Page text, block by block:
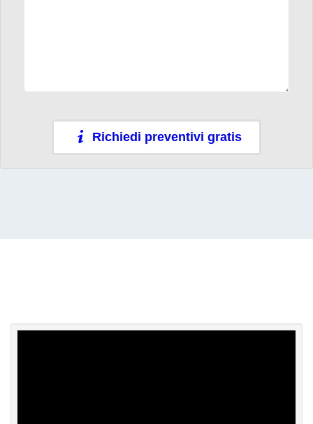
Richiedi preventivi gratis